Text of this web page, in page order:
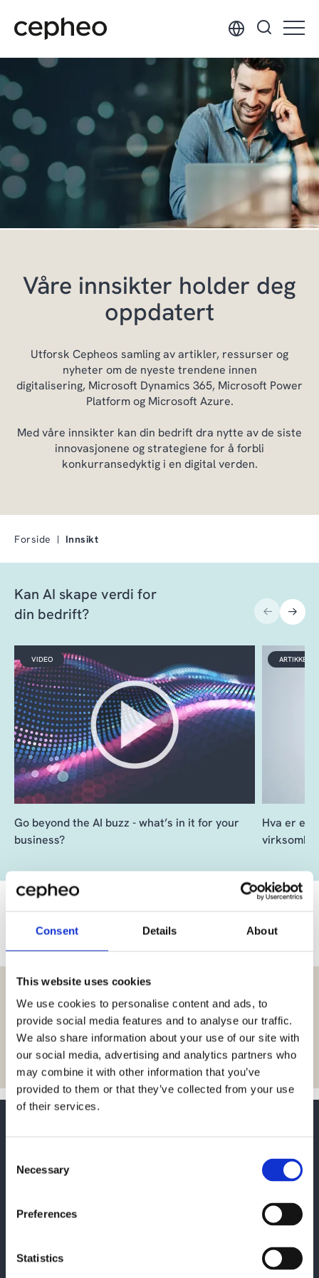
Consent Details About
This website uses cookies
We use cookies to personalise content and ads, to
provide social media features and to analyse our traffic.
We also share information about your use of our site with
our social media, advertising and analytics partners who
may combine it with other information that you’ve
provided to them or that they’ve collected from your use
of their services.
Selection
Necessary
Preferences
Statistics
hovedinnhold
Våre innsikter holder deg
oppdatert
Utforsk Cepheos samling av artikler, ressurser og
nyheter omde nyeste trendene innen
digitalisering, Microsoft Dynamics 365, Microsoft Power
Platform og Microsoft Azure.
Med våre innsikter kan din bedrift dra nytte av de siste
innovasjonene og strategiene for å forbli
konkurransedyktig i en digital verden.
Forside Innsikt
Kan AI skape verdi for
din bedrift?
Go beyond the AI buzz - what’s in it for your
business?
VIDEO
Hva er
ARTIKKEL
La oss inspirere deg med
nyheter og innsikt
Meld deg på
du bruke skjemaet eller finne